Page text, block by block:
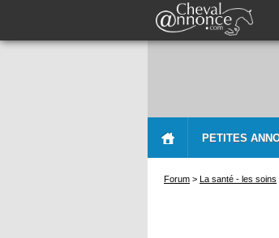
PETITES
Forum > La santé - les soins